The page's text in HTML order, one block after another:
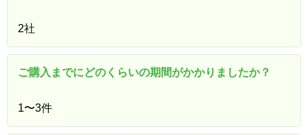
2社
ご購入までにどのくらいの期間がかかりましたか？
1〜3件